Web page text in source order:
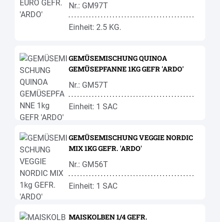
Nr.: GM97T
Einheit: 2.5 KG.
GEMÜSEMISCHUNG QUINOA
GEMÜSEPFANNE 1KG GEFR 'ARDO'
Nr.: GM57T
Einheit: 1 SAC
GEMÜSEMISCHUNG VEGGIE NORDIC
MIX 1KG GEFR. 'ARDO'
Nr.: GM56T
Einheit: 1 SAC
MAISKOLBEN 1/4 GEFR.